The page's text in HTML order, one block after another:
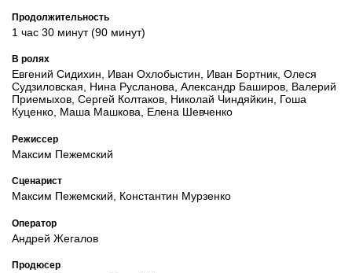
Продолжительность
1 час 30 минут (90 минут)
В ролях
Евгений Сидихин, Иван Охлобыстин, Иван Бортник, Олеся
Судзиловская, Нина Русланова, Александр Баширов, Валерий
Приемыхов, Сергей Колтаков, Николай Чиндяйкин, Гоша
Куценко, Маша Машкова, Елена Шевченко
Режиссер
Максим Пежемский
Сценарист
Максим Пежемский, Константин Мурзенко
Оператор
Андрей Жегалов
Продюсер